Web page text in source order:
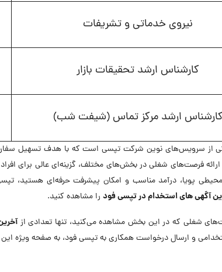
نیروی خدماتی و تشریفات
کارشناس ارشد تحقیقات بازار
کارشناس ارشد مرکز تماس (شیفت شب)
از سرویس‌های نوین شرکت تپسی است که با هدف تسهیل
فرصت‌های شغلی در بخش‌های مختلف، گزینه‌ای عالی برای
محیطی پویا، درآمد مناسب و امکان پیشرفت حرفه‌ای هستید،
آگهی های استخدام در تپسی فود را مشاهده کنید.
شغلی که در این بخش مشاهده می‌کنید، تنها تعدادی از
و ارسال درخواست همکاری به تپسی فود، به صفحه ویژه